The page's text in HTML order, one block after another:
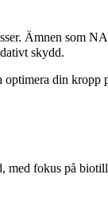
Ämnen som
skydd.
din kropp
fokus på